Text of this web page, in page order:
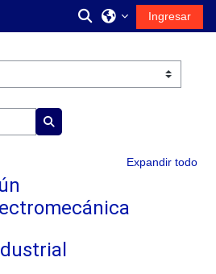
Activar oIngresar
Buscar cursos
Expandir todo